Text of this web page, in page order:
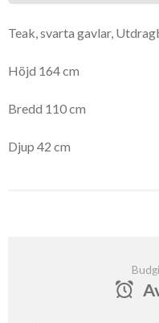
Teak, svarta gavlar,
Höjd 164 cm
Bredd 110 cm
Djup 42 cm